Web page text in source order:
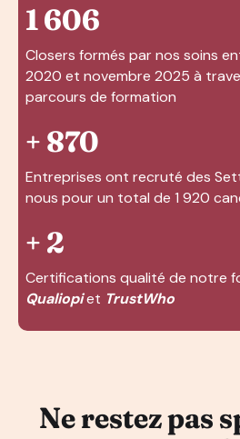
1 606
Closers formés par nos soins
2020 et novembre 2025 à
parcours de formation
+ 870
Entreprises ont recruté des
nous pour un total de 1 920
+ 2
Certifications qualité de notre
Qualiopiet TrustWho
Ne restez pas